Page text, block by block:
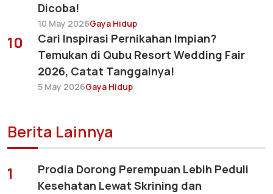
Dicoba!
10 May 2026Gaya Hidup
10
Cari Inspirasi Pernikahan Impian?
Temukan di Qubu Resort Wedding Fair
2026, Catat Tanggalnya!
5 May 2026Gaya Hidup
Berita Lainnya
1
Prodia Dorong Perempuan Lebih Peduli
Kesehatan Lewat Skrining dan